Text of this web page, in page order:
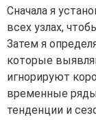
Сначала я
всех узлах,
Затем я
которые
игнорируют
временные
тенденции и